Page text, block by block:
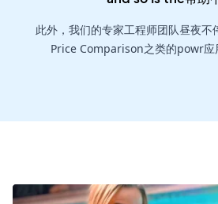
此外，我们的专家工程师团队昼夜不
Price Comparison之类的powr应